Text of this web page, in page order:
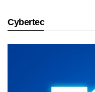
Cybertec